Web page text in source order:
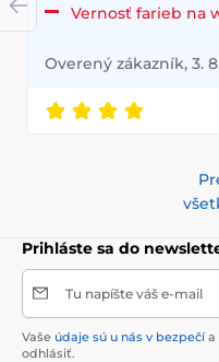
Vernosť farieb na
Overený zákazník, 3.
Prihláste sa do
Tu napíšte váš e-mail
Vaše údaje sú u nás v bezpečí a
odhlásiť.